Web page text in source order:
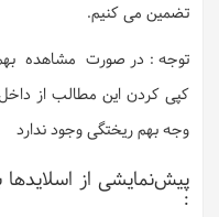
تضمین می کنیم.
توجه : در صورت مشاهده بهم
کپی کردن این مطالب از
وجه بهم ریختگی وجود ندارد
پیش‌نمایشی از
: